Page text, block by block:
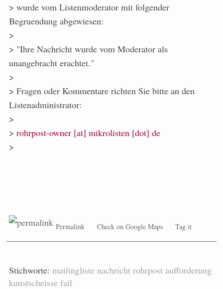
> wurde vom Listenmoderator mit folgender
Begruendung abgewiesen:
>
> "Ihre Nachricht wurde vom Moderator als
unangebracht erachtet."
>
> Fragen oder Kommentare richten Sie bitte an den
Listenadministrator:
>
> rohrpost-owner [at] mikrolisten [dot] de
>
Permalink Check on Google Maps Tag it
Stichworte: mailingliste nachricht rohrpost aufforderung
kunstscheisse fail